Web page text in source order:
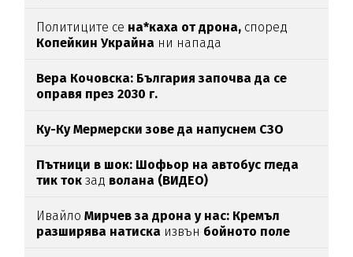
Политиците се на*каха от дрона, според
Копейкин Украйна ни напада
Вера Кочовска: България започва да се
оправя през 2030 г.
Ку-Ку Мермерски зове да напуснем СЗО
Пътници в шок: Шофьор на автобус гледа
тик ток зад волана (ВИДЕО)
ИвайлоМирчев за дрона у нас: Кремъл
разширява натиска извън бойното поле